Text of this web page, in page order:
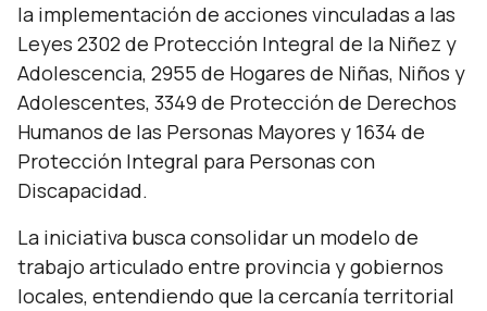
la implementación de acciones vinculadas a las
Leyes 2302 de Protección Integral de la Niñez y
Adolescencia, 2955 de Hogares de Niñas, Niños y
Adolescentes, 3349 de Protección de Derechos
Humanos de las Personas Mayores y 1634 de
Protección Integral para Personas con
Discapacidad.
La iniciativa busca consolidar un modelo de
trabajo articulado entre provincia y gobiernos
locales, entendiendo que la cercanía territorial